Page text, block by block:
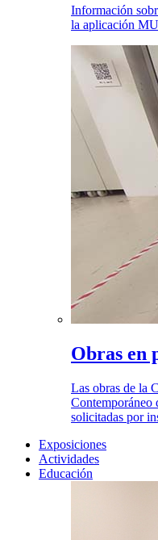
Información
la aplicación
Obras en
Las obras de la
Contemporáneo
solicitadas por
Exposiciones
Actividades
Educación